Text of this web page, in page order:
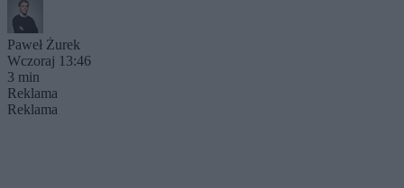
Paweł Żurek
Wczoraj 13:46
3 min
Reklama
Reklama